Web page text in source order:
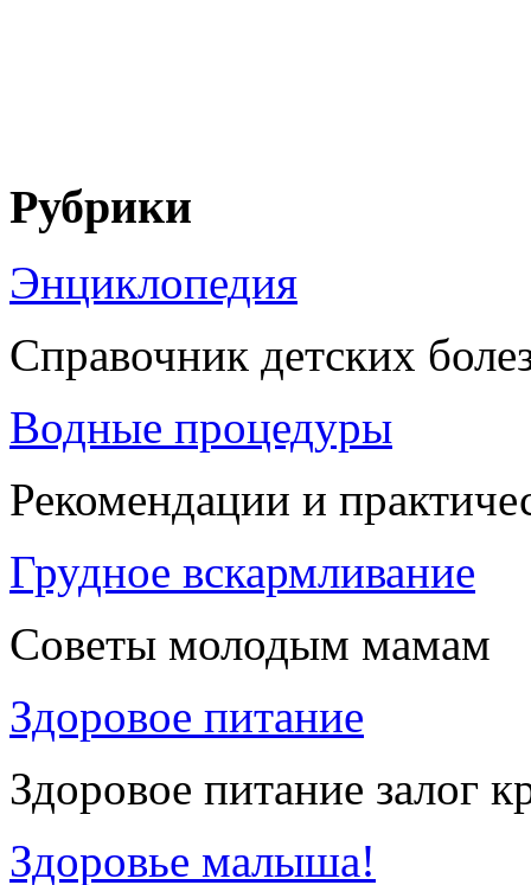
Рубрики
Энциклопедия
Справочник детских
Водные процедуры
Рекомендации и
Грудное вскармливание
Советы молодым мамам
Здоровое питание
Здоровое питание залог
Здоровье малыша!